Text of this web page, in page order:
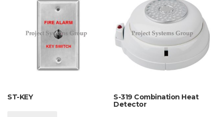
ST-KEY
S-319 Combination Heat
Detector